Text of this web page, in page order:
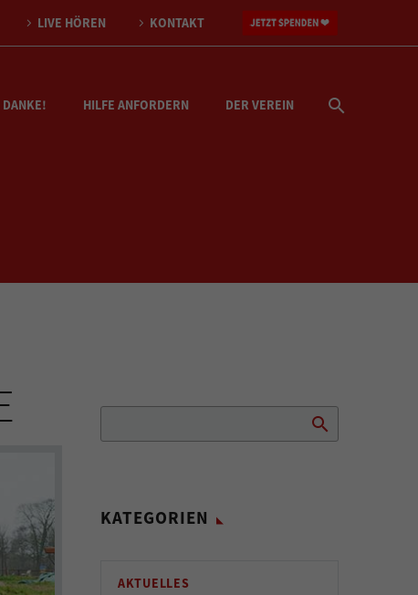
LIVE HÖREN KONTAKT
DANKE! HILFE ANFORDERN DER VEREIN
KATEGORIEN
AKTUELLES